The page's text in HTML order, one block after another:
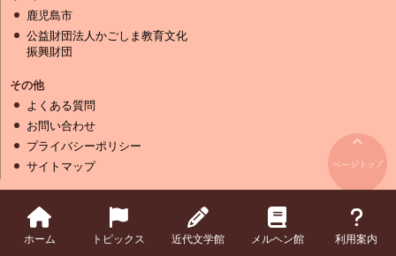
ホーム トピックス 近代文学館 メルヘン館 利用案内
鹿児島市
公益財団法人かごしま教育文化
振興財団
その他
よくある質問
お問い合わせ
プライバシーポリシー
サイトマップ
Copyright (C) Kagoshima Modern Literature Museum Kagoshima
Marchen Fairy Tale Museum. All Rights Reserved.